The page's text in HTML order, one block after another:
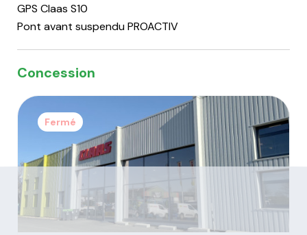
GPS Claas S10
Pont avant suspendu PROACTIV
Concession
Fermé